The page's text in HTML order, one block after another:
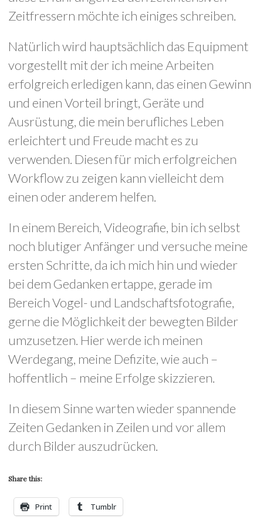
Zeitfressern möchte ich einiges schreiben.
Natürlich wird hauptsächlich das Equipment
vorgestellt mit der ich meine Arbeiten
erfolgreich erledigen kann, das einen Gewinn
und einen Vorteil bringt, Geräte und
Ausrüstung, die mein berufliches Leben
erleichtert und Freude macht es zu
verwenden. Diesen für mich erfolgreichen
Workflow zu zeigen kann vielleicht dem
einen oder anderem helfen.
In einem Bereich, Videografie, bin ich selbst
noch blutiger Anfänger und versuche meine
ersten Schritte, da ich mich hin und wieder
bei dem Gedanken ertappe, gerade im
Bereich Vogel- und Landschaftsfotografie,
gerne die Möglichkeit der bewegten Bilder
umzusetzen. Hier werde ich meinen
Werdegang, meine Defizite, wie auch –
hoffentlich – meine Erfolge skizzieren.
In diesem Sinne warten wieder spannende
Zeiten Gedanken in Zeilen und vor allem
durch Bilder auszudrücken.
Share this:
Print Tumblr